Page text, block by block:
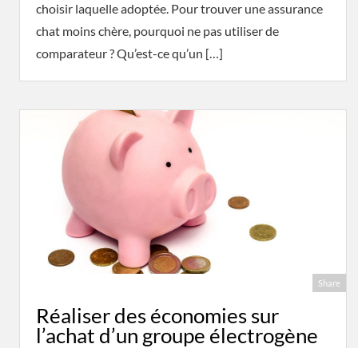
choisir laquelle adoptée. Pour trouver une assurance
chat moins chère, pourquoi ne pas utiliser de
comparateur ? Qu’est-ce qu’un […]
Share
Réaliser des économies sur
l’achat d’un groupe électrogène